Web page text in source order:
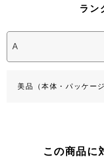
ラン
美品（本体・パッケー
この商品に